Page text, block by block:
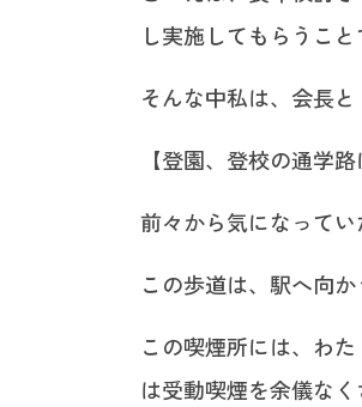
し実施してもらうこ
そんな中私は、会長
【登園、登校の通学
前々から気になってい
この歩道は、駅へ向
この喫煙所には、わ
は受動喫煙を余儀な